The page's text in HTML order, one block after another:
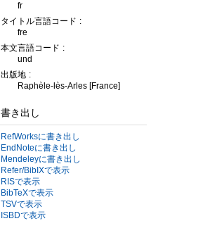
fr
タイトル言語コード
fre
本文言語コード
und
出版地
Raphèle-lès-Arles [France]
書き出し
RefWorksに書き出し
EndNoteに書き出し
Mendeleyに書き出し
Refer/BibIXで表示
RISで表示
BibTeXで表示
TSVで表示
ISBDで表示